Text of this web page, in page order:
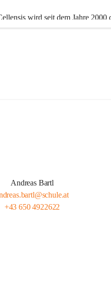
wird seit dem Jahre 2000
Andreas Bartl
+43 650 4922622